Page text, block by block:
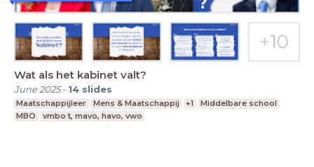
Wat als het kabinet valt?
June 2025- 14 slides
Maatschappijleer Mens & Maatschappij +1
Middelbare school
MBO
vmbo t, mavo, havo, vwo